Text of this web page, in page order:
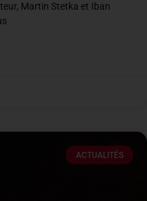
Martin Stetka et Iban
ACTUALITÉS